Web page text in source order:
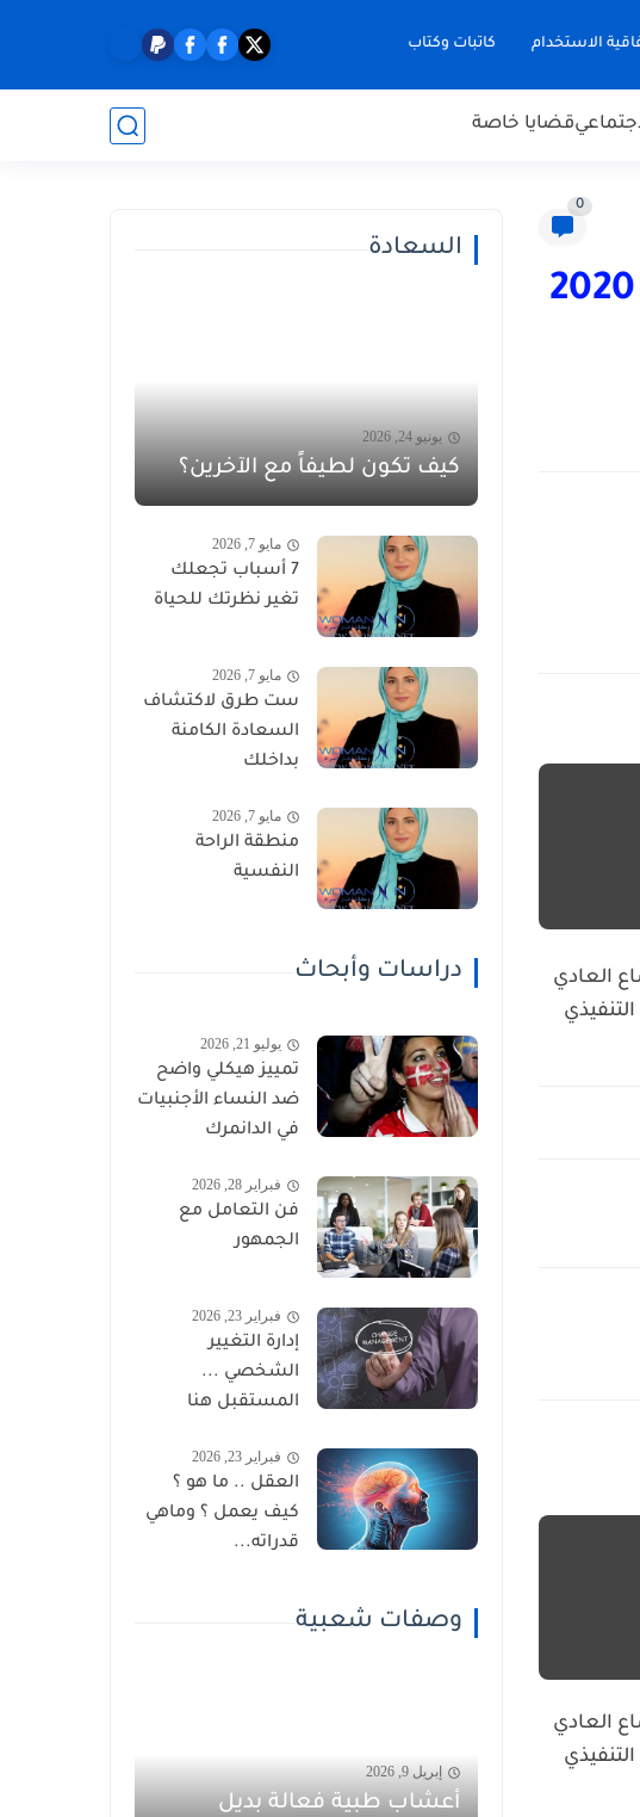
الاستخدام كاتبات وكتاب
قضايا خاصة
0
إشادة عالمية بتخصيص جناح للمرأة في "إكسبو 2020
العادي
العادي
السعادة
يونيو 24, 2026
كيف تكون لطيفاً مع الآخرين؟
مايو 7, 2026
7 أسباب تجعلك
تغير نظرتك للحياة
مايو 7, 2026
ست طرق لاكتشاف
السعادة الكامنة
بداخلك
مايو 7, 2026
منطقة الراحة
النفسية
دراسات وأبحاث
يوليو 21, 2026
تمييز هيكلي واضح
ضد النساء الأجنبيات
في الدانمرك
فبراير 28, 2026
فن التعامل مع
الجمهور
فبراير 23, 2026
إدارة التغيير
الشخصي ...
المستقبل هنا
فبراير 23, 2026
العقل .. ما هو ؟
كيف يعمل ؟ وماهي
قدراته...
وصفات شعبية
إبريل 9, 2026
أعشاب طبية فعالة بديل